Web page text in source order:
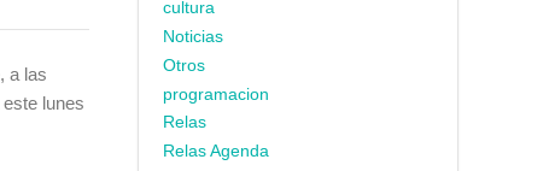
a las
lunes
cultura
Noticias
Otros
programacion
Relas
Relas Agenda